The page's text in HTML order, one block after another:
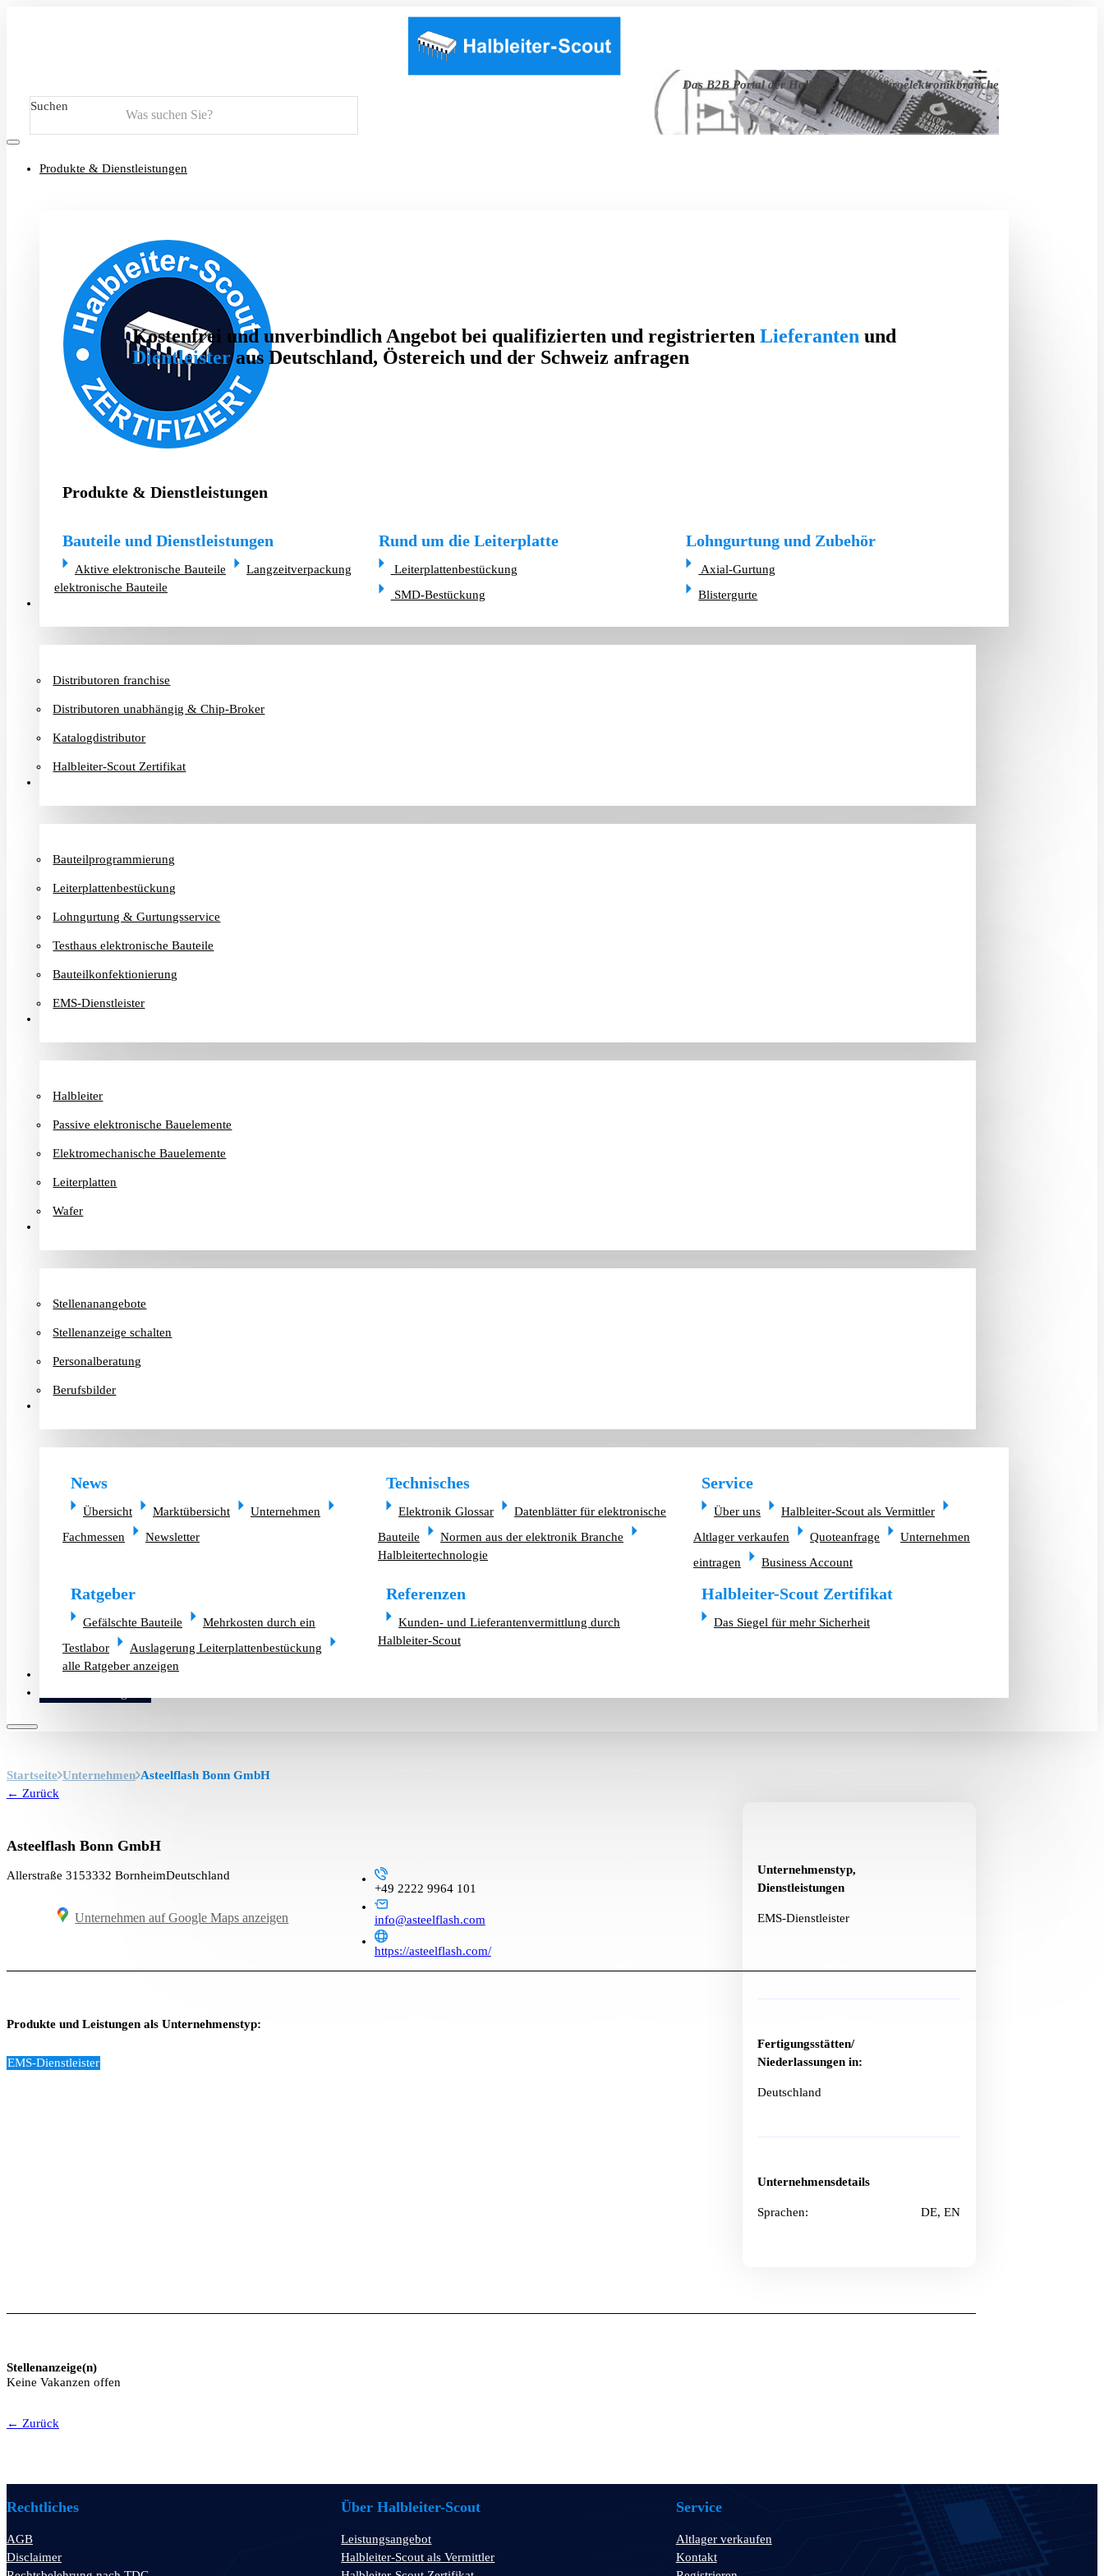
Das B2B Portal der Halbleiter- und Mikroelektronikbranche
Suchen
Produkte & Dienstleistungen
Kostenfrei und unverbindlich Angebot bei qualifizierten und registrierten Lieferanten und
Dientleisteraus Deutschland, Östereich und der Schweiz anfragen
Produkte & Dienstleistungen
Bauteile und Dienstleistungen
Aktive elektronische Bauteile
Langzeitverpackung
elektronische Bauteile
Rund um die Leiterplatte
Leiterplattenbestückung
SMD-Bestückung
Lohngurtung und Zubehör
Axial-Gurtung
Blistergurte
Distributoren franchise
Distributoren unabhängig & Chip-Broker
Katalogdistributor
Halbleiter-Scout Zertifikat
Bauteilprogrammierung
Leiterplattenbestückung
Lohngurtung & Gurtungsservice
Testhaus elektronische Bauteile
Bauteilkonfektionierung
EMS-Dienstleister
Halbleiter
Passive elektronische Bauelemente
Elektromechanische Bauelemente
Leiterplatten
Wafer
Stellenanangebote
Stellenanzeige schalten
Personalberatung
Berufsbilder
News
Übersicht Marktübersicht
Unternehmen
Fachmessen
Newsletter
Technisches
Elektronik Glossar
Datenblätter für elektronische
Bauteile
Normen aus der elektronik Branche
Halbleitertechnologie
Service
Über uns
Halbleiter-Scout als Vermittler
Altlager verkaufen
Quoteanfrage
Unternehmen
eintragen
Business Account
Ratgeber
Gefälschte Bauteile
Mehrkosten durch ein
Testlabor
Auslagerung Leiterplattenbestückung
alle Ratgeber anzeigen
Referenzen
Kunden- und Lieferantenvermittlung durch
Halbleiter-Scout
Halbleiter-Scout Zertifikat
Das Siegel für mehr Sicherheit
Altlager verkaufen
Startseite Unternehmen Asteelflash Bonn GmbH
← Zurück
Asteelflash Bonn GmbH
Allerstraße 3153332 BornheimDeutschland
Unternehmen auf Google Maps anzeigen
+49 2222 9964 101
info@asteelflash.com
https://asteelflash.com/
Produkte und Leistungen als Unternehmenstyp:
EMS-Dienstleister
Unternehmenstyp,
Dienstleistungen
EMS-Dienstleister
Fertigungsstätten/
Niederlassungen in:
Deutschland
Unternehmensdetails
Sprachen: DE, EN
Stellenanzeige(n)
Keine Vakanzen offen
← Zurück
Rechtliches
AGB
Disclaimer
Über Halbleiter-Scout
Leistungsangebot
Halbleiter-Scout als Vermittler
Service
Altlager verkaufen
Kontakt